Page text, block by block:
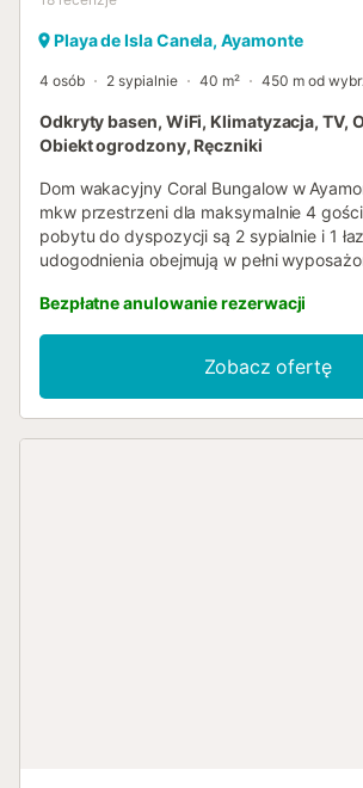
Playa de Isla Canela, Ayamonte
4 osób 2 sypialnie 40 m² 450 m od
Odkryty basen, WiFi, Klimatyzacja, TV,
Obiekt ogrodzony, Ręczniki
Dom wakacyjny Coral Bungalow w
mkw przestrzeni dla maksymalnie 4
pobytu do dyspozycji są 2 sypialnie i 1
udogodnienia obejmują w pełni
oraz telewizor zapewniający rozrywkę i
przyjemnością serdecznie zapraszamy
obiektu wakacyjnego i dziękujemy za
swojego drugiego domu. Przyjrzyj się
udogodnieniom i przejrzyj dostarczone
Bezpłatne anulowanie rezerwacji
Zobacz ofertę